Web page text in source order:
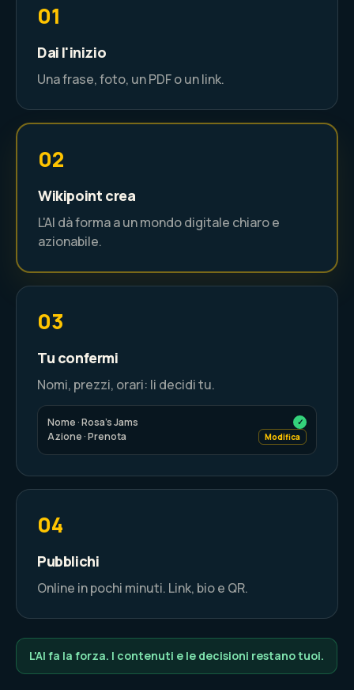
01
Dai l'inizio
Una frase, foto, un PDF o un link.
02
Wikipoint crea
L'AI dà forma a un mondo digitale chiaro e
azionabile.
03
Tu confermi
Nomi, prezzi, orari: li decidi tu.
Nome · Rosa's Jams ✓
Azione · Prenota Modifica
04
Pubblichi
Online in pochi minuti. Link, bio e QR.
L'AI fa la forza. I contenuti e le decisioni restano tuoi.